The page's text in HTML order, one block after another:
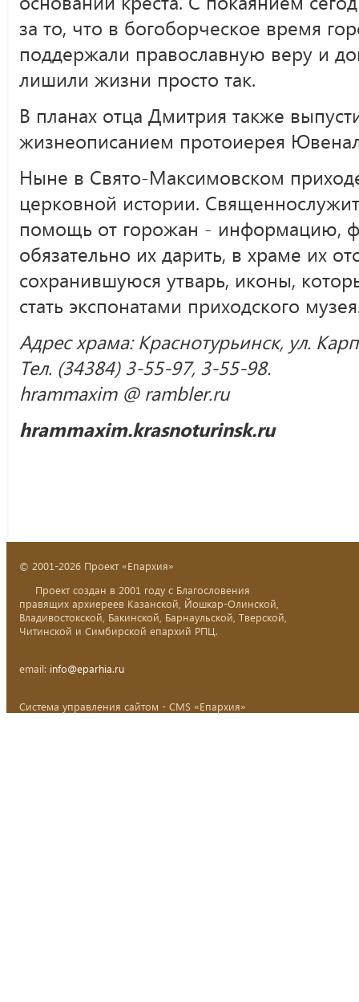
за то, что в богоборческое время
поддержали православную веру и
лишили жизни просто так.
В планах отца Дмитрия также
жизнеописанием протоиерея
Ныне в Свято-Максимовском
церковной истории.
помощь от горожан - информацию,
обязательно их дарить, в храме их
сохранившуюся утварь, иконы,
стать экспонатами приходского
Адрес храма: Краснотурьинск, ул.
Тел. (34384) 3-55-97, 3-55-98.
hrammaxim @ rambler.ru
hrammaxim.krasnoturinsk.ru
© 2001-2026 Проект «Епархия»
Проект создан в 2001 году с Благословения
правящих архиереев Казанской, Йошкар-Олинской,
Владивостокской, Бакинской, Барнаульской, Тверской,
Читинской и Симбирской епархий РПЦ.
email: info@eparhia.ru
Система управления сайтом - CMS «Епархия»